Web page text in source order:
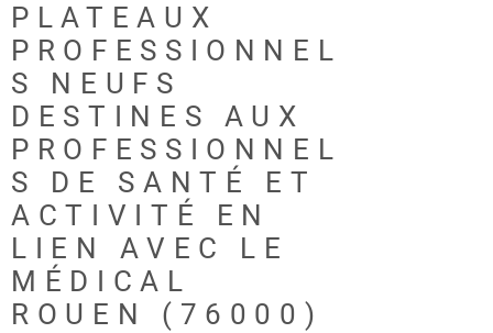
PLATEAUX
PROFESSIONNEL
S NEUFS
DESTINES AUX
PROFESSIONNEL
S DE SANTÉ ET
ACTIVITÉ EN
LIEN AVEC LE
MÉDICAL
ROUEN (76000)